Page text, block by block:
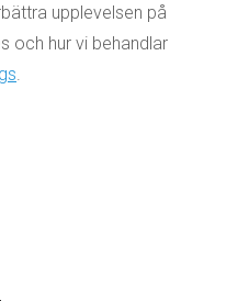
upplevelsen på
och hur vi behandlar
.